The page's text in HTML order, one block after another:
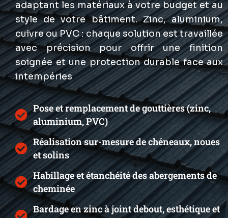
adaptant les matériaux à votre budget et au
style de votre bâtiment. Zinc, aluminium,
cuivre ou PVC : chaque solution est travaillée
avec précision pour offrir une finition
soignée et une protection durable face aux
intempéries
Pose et remplacement de gouttières (zinc,
aluminium, PVC)
Réalisation sur-mesure de chéneaux, noues
et solins
Habillage et étanchéité des abergements de
cheminée
Bardage en zinc à joint debout, esthétique et